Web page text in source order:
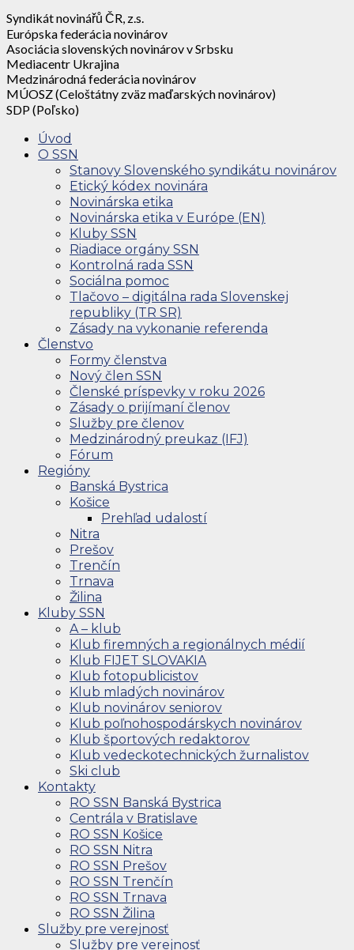
Syndikát novinářů ČR, z.s.
Európska federácia novinárov
Asociácia slovenských novinárov v Srbsku
Mediacentr Ukrajina
Medzinárodná federácia novinárov
MÚOSZ (Celoštátny zväz maďarských novinárov)
SDP (Poľsko)
Úvod
O SSN
Stanovy Slovenského syndikátu novinárov
Etický kódex novinára
Novinárska etika
Novinárska etika v Európe (EN)
Kluby SSN
Riadiace orgány SSN
Kontrolná rada SSN
Sociálna pomoc
Tlačovo – digitálna rada Slovenskej
republiky (TR SR)
Zásady na vykonanie referenda
Členstvo
Formy členstva
Nový člen SSN
Členské príspevky v roku 2026
Zásady o prijímaní členov
Služby pre členov
Medzinárodný preukaz (IFJ)
Fórum
Regióny
Banská Bystrica
Košice
Prehľad udalostí
Nitra
Prešov
Trenčín
Trnava
Žilina
Kluby SSN
A – klub
Klub firemných a regionálnych médií
Klub FIJET SLOVAKIA
Klub fotopublicistov
Klub mladých novinárov
Klub novinárov seniorov
Klub poľnohospodárskych novinárov
Klub športových redaktorov
Klub vedeckotechnických žurnalistov
Ski club
Kontakty
RO SSN Banská Bystrica
Centrála v Bratislave
RO SSN Košice
RO SSN Nitra
RO SSN Prešov
RO SSN Trenčín
RO SSN Trnava
RO SSN Žilina
Služby pre verejnosť
Služby pre verejnosť